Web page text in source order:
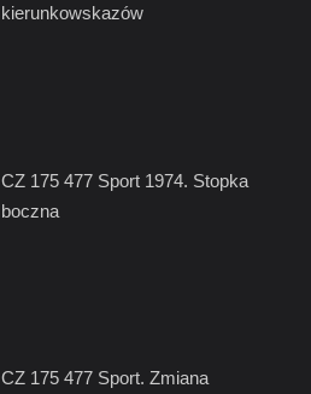
kierunkowskazów
CZ 175 477 Sport 1974. Stopka
boczna
CZ 175 477 Sport. Zmiana